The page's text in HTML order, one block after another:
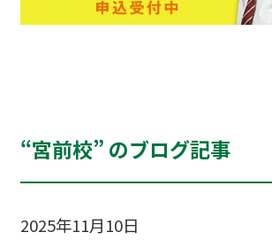
“宮前校” のブログ記事
2025年11月10日